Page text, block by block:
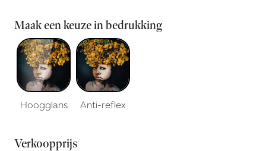
Maak een keuze in bedrukking
Hoogglans Anti-reflex
Verkoopprijs